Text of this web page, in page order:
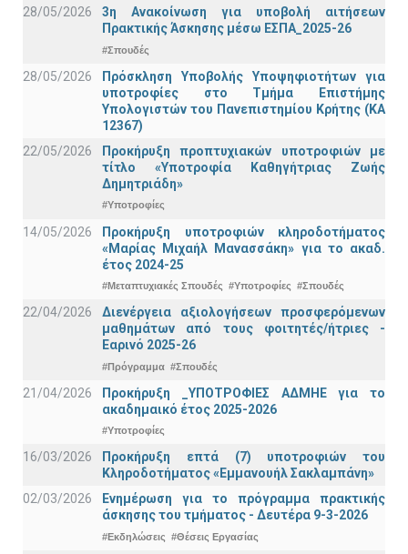
28/05/2026
3η Ανακοίνωση για υποβολή αιτήσεων
Πρακτικής Άσκησης μέσω ΕΣΠΑ_2025-26
#Σπουδές
28/05/2026
Πρόσκληση Υποβολής Υποψηφιοτήτων για
υποτροφίες στο Τμήμα Επιστήμης
Υπολογιστών του Πανεπιστημίου Κρήτης (ΚΑ
12367)
22/05/2026
Προκήρυξη προπτυχιακών υποτροφιών με
τίτλο «Υποτροφία Καθηγήτριας Ζωής
Δημητριάδη»
#Υποτροφίες
14/05/2026
Προκήρυξη υποτροφιών κληροδοτήματος
«Μαρίας Μιχαήλ Μανασσάκη» για το ακαδ.
έτος 2024-25
#Μεταπτυχιακές Σπουδές #Υποτροφίες #Σπουδές
22/04/2026
Διενέργεια αξιολογήσεων προσφερόμενων
μαθημάτων από τους φοιτητές/ήτριες -
Εαρινό 2025-26
#Πρόγραμμα #Σπουδές
21/04/2026
Προκήρυξη _ΥΠΟΤΡΟΦΙΕΣ ΑΔΜΗΕ για το
ακαδημαικό έτος 2025-2026
#Υποτροφίες
16/03/2026
Προκήρυξη επτά (7) υποτροφιών του
Κληροδοτήματος «Εμμανουήλ Σακλαμπάνη»
02/03/2026
Ενημέρωση για το πρόγραμμα πρακτικής
άσκησης του τμήματος - Δευτέρα 9-3-2026
#Εκδηλώσεις #Θέσεις Εργασίας